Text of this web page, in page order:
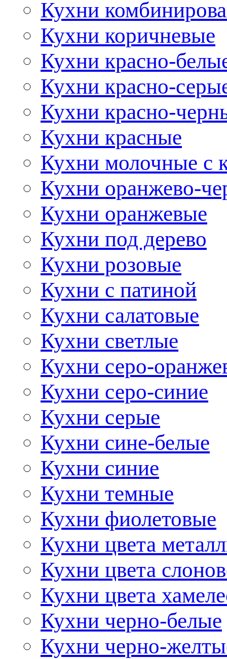
Кухни
Кухни коричневые
Кухни красно-
Кухни красно-
Кухни красно-
Кухни красные
Кухни молочные с
Кухни оранжево-
Кухни оранжевые
Кухни под дерево
Кухни розовые
Кухни с патиной
Кухни салатовые
Кухни светлые
Кухни серо-
Кухни серо-синие
Кухни серые
Кухни сине-белые
Кухни синие
Кухни темные
Кухни фиолетовые
Кухни цвета
Кухни цвета
Кухни цвета
Кухни черно-белые
Кухни черно-